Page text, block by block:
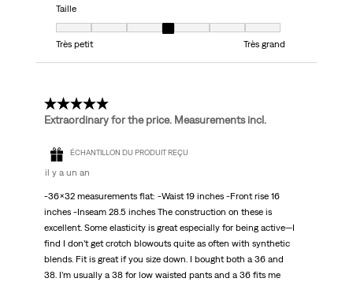
Taille
Taille, 4 sur 7, où 1 est égal à Très petit et 7 est égal à Très grand
Très petit
Très grand
5 étoile(s) sur 5.
Extraordinary for the price. Measurements incl.
ÉCHANTILLON DU PRODUIT REÇU
il y a un an
-36x32 measurements flat: -Waist 19 inches -Front rise 16
inches -Inseam 28.5 inches The construction on these is
excellent. Some elasticity is great especially for being active—I
find I don’t get crotch blowouts quite as often with synthetic
blends. Fit is great if you size down. I bought both a 36 and
38. I’m usually a 38 for low waisted pants and a 36 fits me